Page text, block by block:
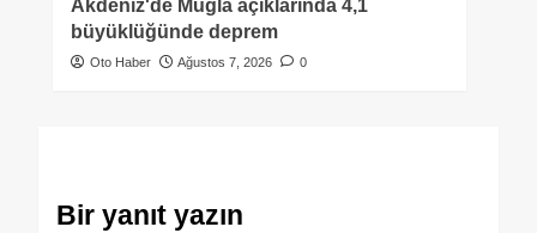
Akdeniz'de Muğla açıklarında 4,1
büyüklüğünde deprem
Oto Haber Ağustos 7, 2026 0
Bir yanıt yazın